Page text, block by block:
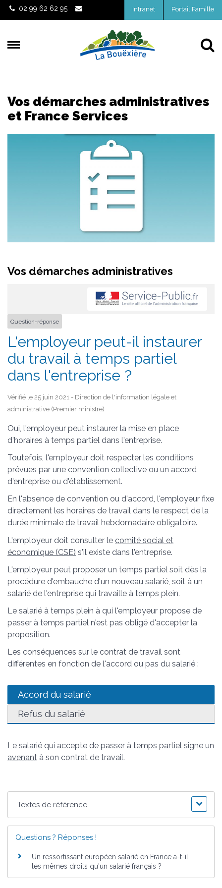
Gestion des traceurs
02 99 62 62 95 Intranet Portail Famille
Vos démarches administratives
et France Services
Vos démarches administratives
Question-réponse
L'employeur peut-il instaurer
du travail à temps partiel
dans l'entreprise ?
Vérifié le 25 juin 2021 - Direction de l'information légale et
administrative (Premier ministre)
Oui, l'employeur peut instaurer la mise en place
d'horaires à temps partiel dans l'entreprise.
Toutefois, l'employeur doit respecter les conditions
prévues par une convention collective ou un accord
d'entreprise ou d'établissement.
En l'absence de convention ou d'accord, l'employeur fixe
directement les horaires de travail dans le respect de la
durée minimale de travail hebdomadaire obligatoire.
L'employeur doit consulter le comité social et
économique (CSE) s'il existe dans l'entreprise.
L'employeur peut proposer un temps partiel soit dès la
procédure d'embauche d'un nouveau salarié, soit à un
salarié de l'entreprise qui travaille à temps plein.
Le salarié à temps plein à qui l'employeur propose de
passer à temps partiel n'est pas obligé d'accepter la
proposition.
Les conséquences sur le contrat de travail sont
différentes en fonction de l'accord ou pas du salarié :
Accord du salarié
Refus du salarié
Le salarié qui accepte de passer à temps partiel signe un
avenant à son contrat de travail.
Textes de référence
Questions ? Réponses !
Un ressortissant européen salarié en France a-t-il
les mêmes droits qu'un salarié français ?